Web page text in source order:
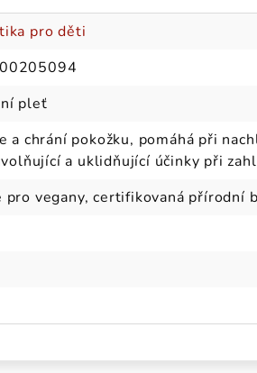
pro děti
pleť
a chrání pokožku, pomáhá při
a uklidňující účinky při
pro vegany, certifikovaná přírodní